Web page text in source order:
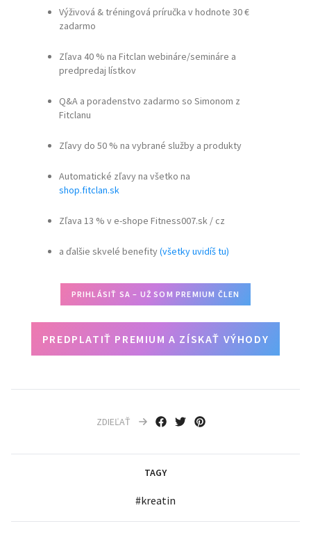
Výživová & tréningová príručka v hodnote 30 €
zadarmo
Zľava 40 % na Fitclan webináre/semináre a
predpredaj lístkov
Q&A a poradenstvo zadarmo so Simonom z
Fitclanu
Zľavy do 50 % na vybrané služby a produkty
Automatické zľavy na všetko na
shop.fitclan.sk
Zľava 13 % v e-shope Fitness007.sk / cz
a ďalšie skvelé benefity(všetky uvidíš tu)
PRIHLÁSIŤ SA – UŽ SOM PREMIUM ČLEN
PREDPLATIŤ PREMIUM A ZÍSKAŤ VÝHODY
ZDIEĽAŤ
TAGY
#kreatin